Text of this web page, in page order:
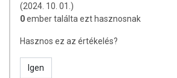
(2024. 10. 01.)
0ember találta ezt hasznosnak
Hasznos ez az értékelés?
Igen